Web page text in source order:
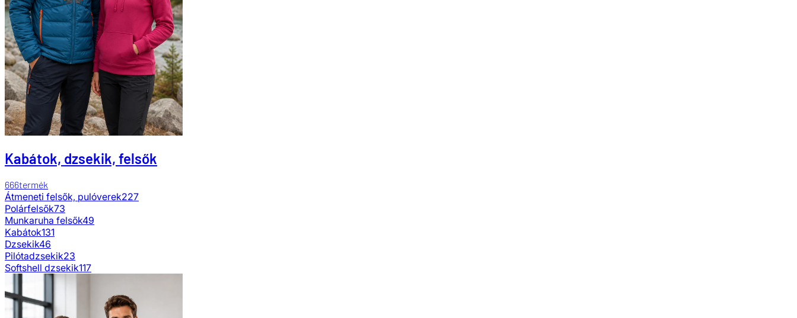
Kabátok, dzsekik, felsők
666termék
Átmeneti felsők, pulóverek227
Polárfelsők73
Munkaruha felsők49
Kabátok131
Dzsekik46
Pilótadzsekik23
Softshell dzsekik117